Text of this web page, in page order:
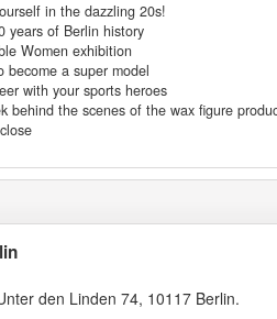
in the dazzling 20s!
years of Berlin history
Women exhibition
become a super model
with your sports heroes
behind the scenes of the wax figure
den Linden 74, 10117 Berlin.